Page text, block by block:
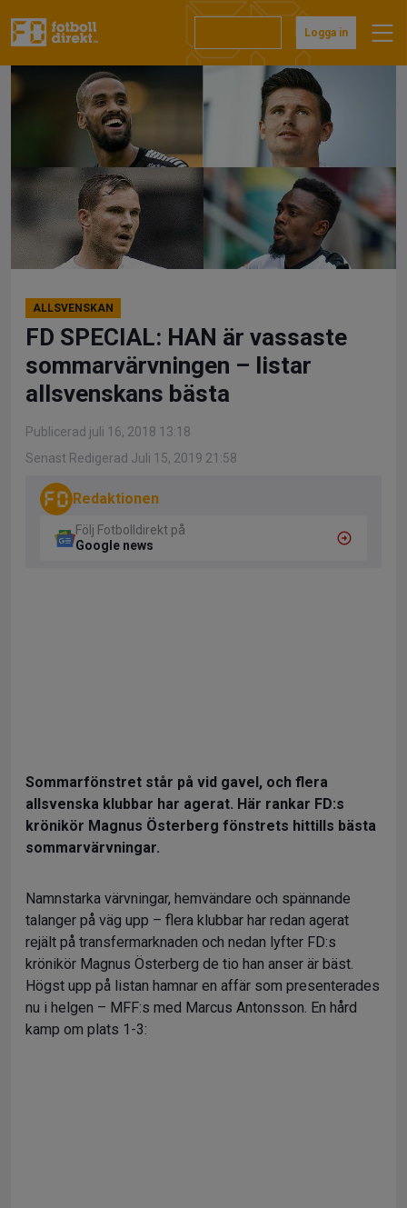
till
Logga in
ALLSVENSKAN
FD SPECIAL: HAN är vassaste
sommarvärvningen – listar
allsvenskans bästa
Publicerad juli 16, 2018 13:18
Senast Redigerad Juli 15, 2019 21:58
Redaktionen
Följ Fotbolldirekt på
Google news
Sommarfönstret står på vid gavel, och flera
allsvenska klubbar har agerat. Här rankar FD:s
krönikör Magnus Österberg fönstrets hittills bästa
sommarvärvningar.
Namnstarka värvningar, hemvändare och spännande
talanger på väg upp – flera klubbar har redan agerat
rejält på transfermarknaden och nedan lyfter FD:s
krönikör Magnus Österberg de tio han anser är bäst.
Högst upp på listan hamnar en affär som presenterades
nu i helgen – MFF:s med Marcus Antonsson. En hård
kamp om plats 1-3: